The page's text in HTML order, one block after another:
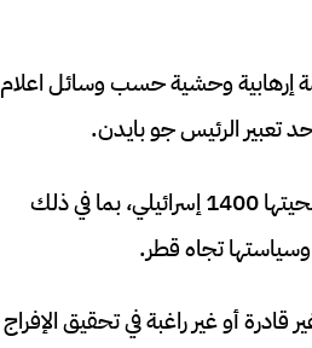
إرهابية وحشية حسب وسائل اعلام
تعبير الرئيس جو بايدن.
وفي ضوء المذبحة التي ارتكبتها حماس في 7 تشرين الأول/أكتوبر والتي راح ضحيتها 1400 إسرائيلي، بما في ذلك
وسياستها تجاه قطر.
قادرة أو غير راغبة في تحقيق الإفراج